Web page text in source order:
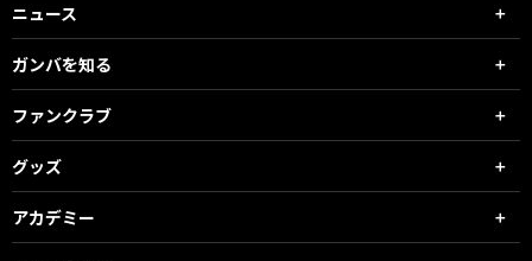
ニュース
ガンバを知る
ファンクラブ
グッズ
アカデミー